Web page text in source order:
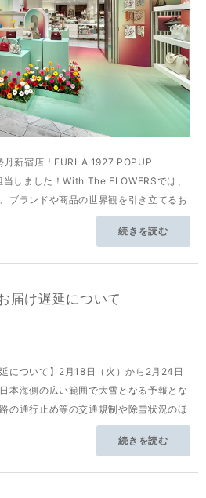
新宿店「FURLA 1927 POPUP
しました！With The FLOWERSでは、
ブランドや商品の世界観を引き立てるお
続きを読む
届け遅延について
について】2月18日（火）から2月24日
本海側の広い範囲で大雪となる予報とな
の通行止め等の交通規制や除雪状況のほ
続きを読む